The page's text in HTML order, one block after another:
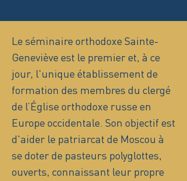
Le séminaire orthodoxe Sainte-
Geneviève est le premier et, à ce
jour, l'unique établissement de
formation des membres du clergé
de l’Église orthodoxe russe en
Europe occidentale. Son objectif est
d'aider le patriarcat de Moscou à
se doter de pasteurs polyglottes,
ouverts, connaissant leur propre